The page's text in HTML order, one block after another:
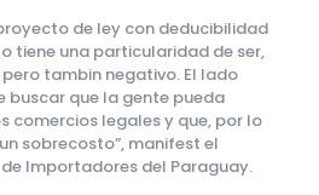
de ley con deducibilidad
tiene una particularidad de ser,
tambin negativo. El lado
buscar que la gente pueda
comercios legales y que, por lo
sobrecosto”, manifest el
Importadores del Paraguay.